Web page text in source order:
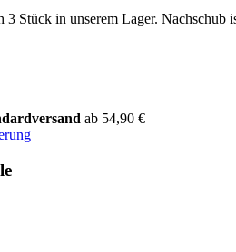
Stück in unserem Lager.
ab 54,90 €